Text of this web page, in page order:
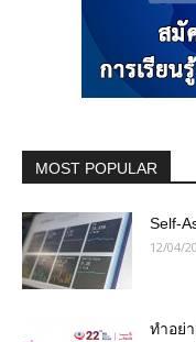
MOST POPULAR
Self-
12/04/
ทำอย่